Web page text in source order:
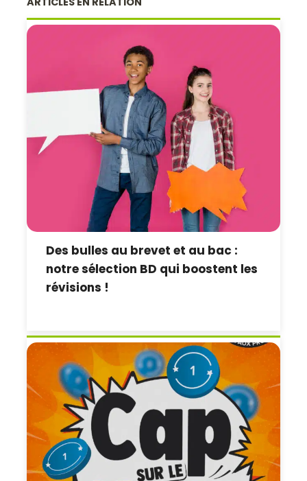
Des bulles au brevet et au bac :
notre sélection BD qui boostent les
révisions !